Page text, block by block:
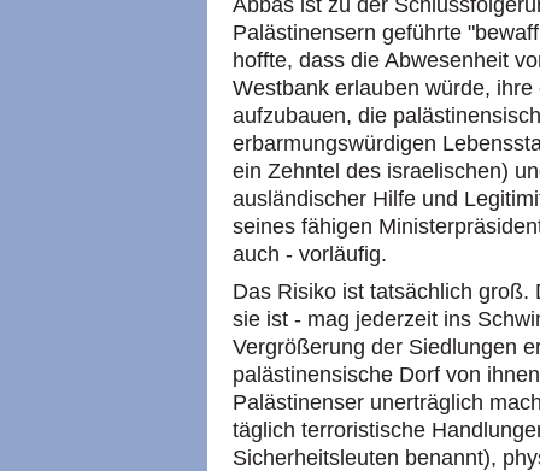
Abbas ist zu der
Palästinensern geführte
hoffte, dass die Abwesenheit
Westbank erlauben würde,
aufzubauen, die
erbarmungswürdigen
ein Zehntel des israelischen)
ausländischer Hilfe und
seines fähigen
auch - vorläufig.
Das Risiko ist tatsächlich
sie ist - mag jederzeit ins
Vergrößerung der Siedlungen
palästinensische Dorf von
Palästinenser unerträglich
täglich terroristische
Sicherheitsleuten benannt),